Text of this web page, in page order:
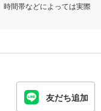
時間帯などによっては実際
友だち追加